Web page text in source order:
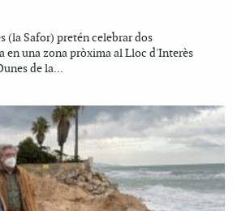
(la Safor) pretén celebrar dos
en una zona pròxima al Lloc d'Interès
de la...